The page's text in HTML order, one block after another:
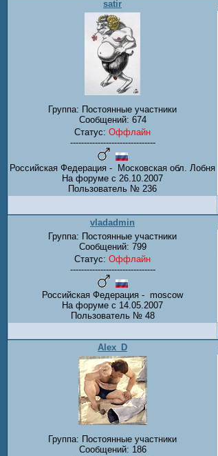
satir
Группа: Постоянные участники
Сообщений: 674
Статус: Оффлайн
-------------------------------
Российская Федерация - Московская обл. Лобня
На форуме с 26.10.2007
Пользователь № 236
vladadmin
Группа: Постоянные участники
Сообщений: 799
Статус: Оффлайн
-------------------------------
Российская Федерация - moscow
На форуме с 14.05.2007
Пользователь № 48
Alex_D
Группа: Постоянные участники
Сообщений: 186